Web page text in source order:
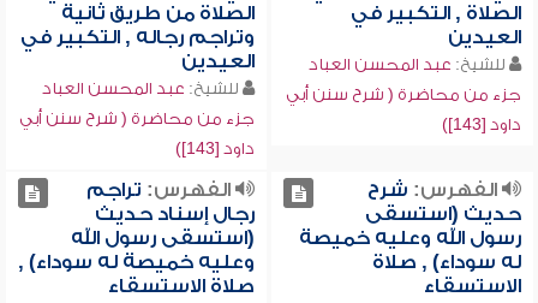
الصلاة , التكبير في
العيدين
للشيخ: عبد المحسن العباد
جزء من محاضرة ( شرح سنن أبي
داود [143])
الصلاة من طريق ثانية
وتراجم رجاله , التكبير في
العيدين
للشيخ: عبد المحسن العباد
جزء من محاضرة ( شرح سنن أبي
داود [143])
الفهرس: شرح
حديث (استسقى
رسول الله وعليه خميصة
له سوداء) , صلاة
الاستسقاء
الفهرس: تراجم
رجال إسناد حديث
(استسقى رسول الله
وعليه خميصة له سوداء) ,
صلاة الاستسقاء